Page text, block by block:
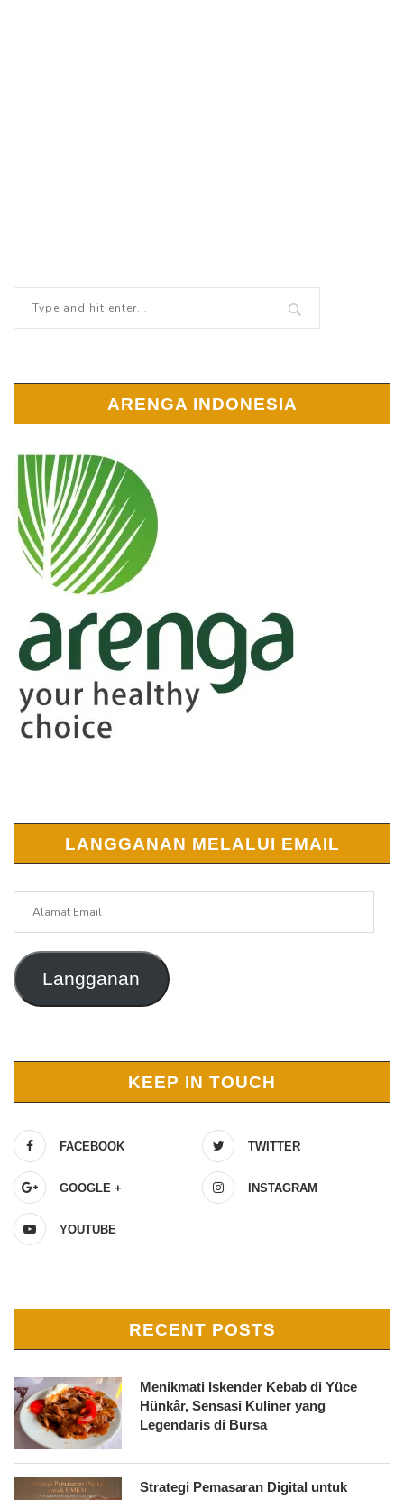
ARENGA INDONESIA
LANGGANAN MELALUI EMAIL
Langganan
KEEP IN TOUCH
FACEBOOK TWITTER
GOOGLE + INSTAGRAM
YOUTUBE
RECENT POSTS
Menikmati Iskender Kebab di Yüce
Hünkâr, Sensasi Kuliner yang
Legendaris di Bursa
Strategi Pemasaran Digital untuk